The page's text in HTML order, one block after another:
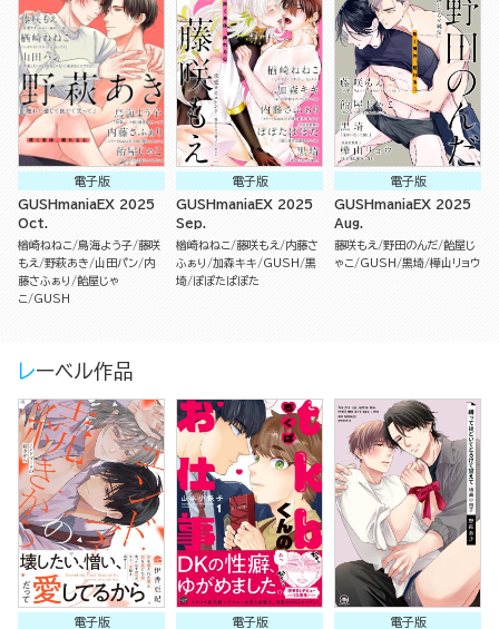
電子版
GUSHmaniaEX 2025
Oct.
楢崎ねねこ 鳥海よう子 藤咲
もえ
野萩あき 山田パン 内
藤さふぁり
飴屋じゃ
こ
GUSH
電子版
GUSHmaniaEX 2025
Sep.
楢崎ねねこ 藤咲もえ
内藤さ
ふぁり
加森キキ GUSH
黒
埼 ぽぽたぱぽた
電子版
GUSHmaniaEX 2025
Aug.
藤咲もえ 野田のんだ 飴屋じ
ゃこ
GUSH 黒埼 樺山リョウ
レーベル作品
電子版
電子版
電子版